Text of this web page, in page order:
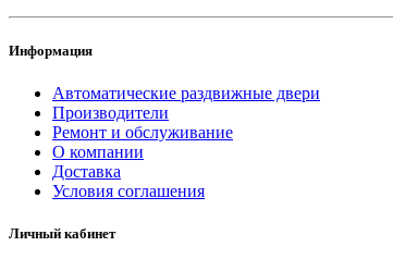
Информация
Автоматические раздвижные двери
Производители
Ремонт и обслуживание
О компании
Доставка
Условия соглашения
Личный кабинет